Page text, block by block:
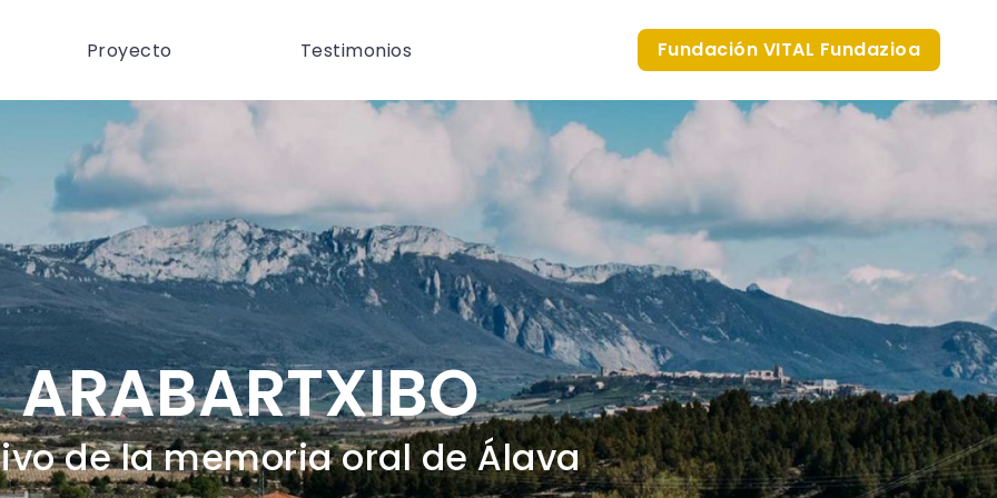
Proyecto Testimonios Fundación VITAL Fundazioa
ARABARTXIBO
de la memoria oral de Álava